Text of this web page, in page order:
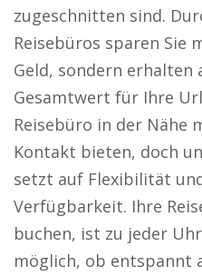
zugeschnitten sind.
Reisebüros sparen Sie
Geld, sondern erhalten
Gesamtwert für Ihre
Reisebüro in der Nähe
Kontakt bieten, doch
setzt auf Flexibilität
Verfügbarkeit. Ihre
buchen, ist zu jeder
möglich, ob entspannt